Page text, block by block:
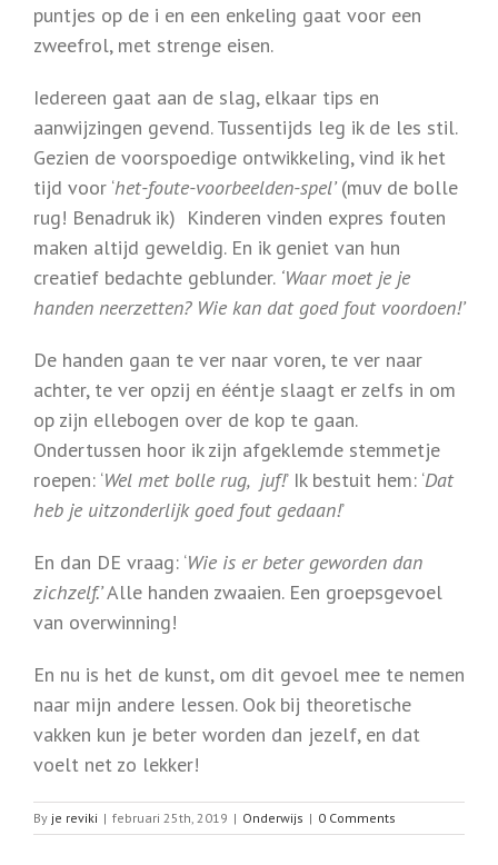
puntjes op de i en een enkeling gaat voor een
zweefrol, met strenge eisen.
Iedereen gaat aan de slag, elkaar tips en
aanwijzingen gevend. Tussentijds leg ik de les stil.
Gezien de voorspoedige ontwikkeling, vind ik het
tijd voor ‘het-foute-voorbeelden-spel’(muv de bolle
rug! Benadruk ik) Kinderen vinden expres fouten
maken altijd geweldig. En ik geniet van hun
creatief bedachte geblunder. ‘Waar moet je je
handen neerzetten? Wie kan dat goed fout voordoen!’
De handen gaan te ver naar voren, te ver naar
achter, te ver opzij en ééntje slaagt er zelfs in om
op zijn ellebogen over de kop te gaan.
Ondertussen hoor ik zijn afgeklemde stemmetje
roepen: ‘Wel met bolle rug, juf!’ Ik bestuit hem: ‘Dat
heb je uitzonderlijk goed fout gedaan!’
En dan DE vraag: ‘Wie is er beter geworden dan
zichzelf.’Alle handen zwaaien. Een groepsgevoel
van overwinning!
En nu is het de kunst, om dit gevoel mee te nemen
naar mijn andere lessen. Ook bij theoretische
vakken kun je beter worden dan jezelf, en dat
voelt net zo lekker!
By je reviki | februari 25th, 2019 | Onderwijs | 0 Comments